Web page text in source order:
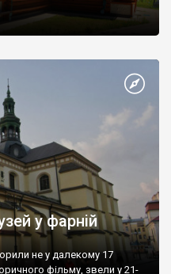
у фарній
не у далекому 17
фільму, звели у 21-